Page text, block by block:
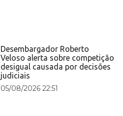
Desembargador Roberto
Veloso alerta sobre competição
desigual causada por decisões
judiciais
05/08/2026 22:51